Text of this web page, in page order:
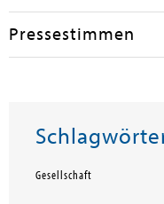
Pressestimmen
Gesellschaft